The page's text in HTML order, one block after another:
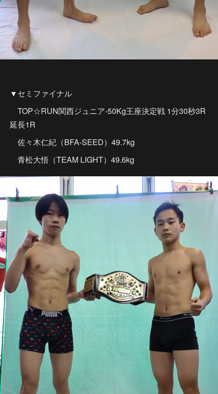
▼セミファイナル
TOP☆RUN関西ジュニア-50Kg王座決定戦 1分30秒3R
延長1R
佐々木仁紀（BFA-SEED）49.7kg
青松大悟（TEAM LIGHT）49.6kg